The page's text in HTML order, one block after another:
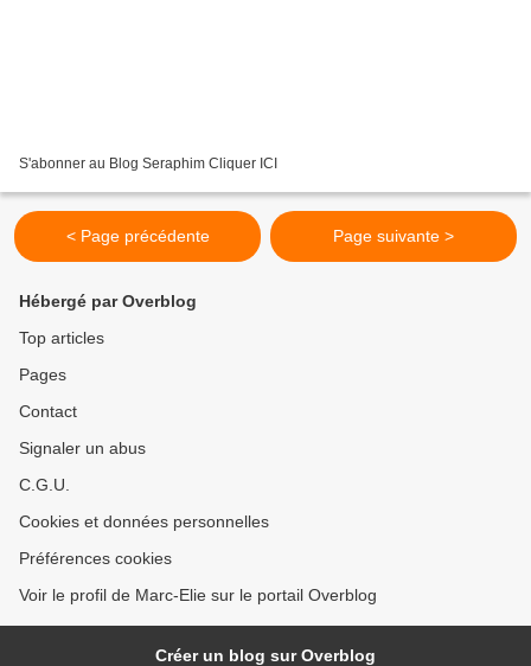
S'abonner au Blog Seraphim Cliquer ICI
< Page précédente Page suivante >
Hébergé par Overblog
Top articles
Pages
Contact
Signaler un abus
C.G.U.
Cookies et données personnelles
Préférences cookies
Voir le profil de Marc-Elie sur le portail Overblog
Créer un blog sur Overblog